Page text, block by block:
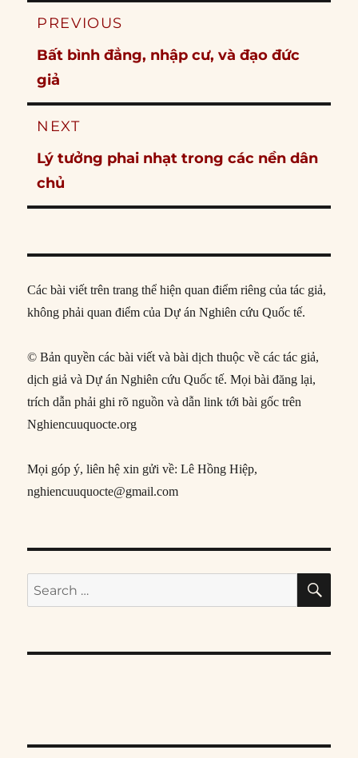
Post
PREVIOUS
Previous
post:
Bất bình đẳng, nhập cư, và đạo đức
giả
NEXT
Next
post:
Lý tưởng phai nhạt trong các nền dân
chủ
Các bài viết trên trang thể hiện quan điểm riêng của tác giả,
không phải quan điểm của Dự án Nghiên cứu Quốc tế.
© Bản quyền các bài viết và bài dịch thuộc về các tác giả,
dịch giả và Dự án Nghiên cứu Quốc tế. Mọi bài đăng lại,
trích dẫn phải ghi rõ nguồn và dẫn link tới bài gốc trên
Nghiencuuquocte.org
Mọi góp ý, liên hệ xin gửi về: Lê Hồng Hiệp,
nghiencuuquocte@gmail.com
Search
for: